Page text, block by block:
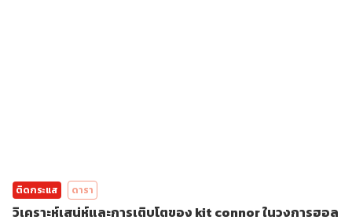
ติดกระแส ดารา
วิเคราะห์เสน่ห์และการเติบโตของ kit connor ในวงการฮอล